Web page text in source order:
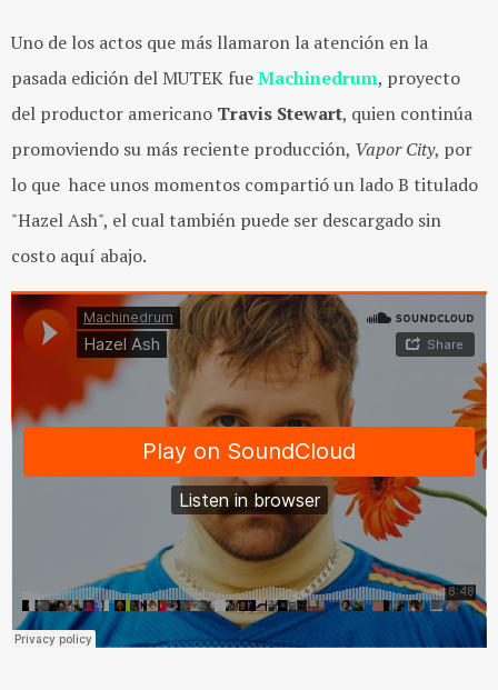
Uno de los actos que más llamaron la atención en la
pasada edición del MUTEK fueMachinedrum, proyecto
del productor americano Travis Stewart, quien continúa
promoviendo su más reciente producción, Vapor City, por
lo que hace unos momentos compartió un lado B titulado
"Hazel Ash", el cual también puede ser descargado sin
costo aquí abajo.